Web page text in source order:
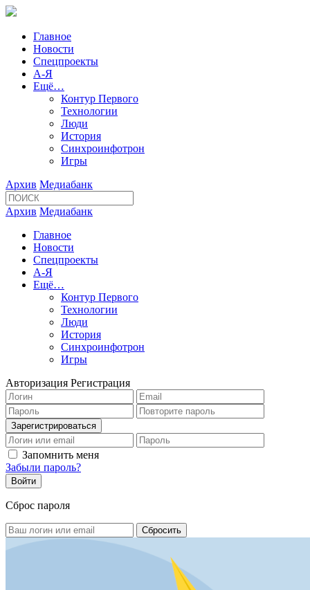
Главное
Новости
Спецпроекты
А-Я
Ещё…
Контур Первого
Технологии
Люди
История
Синхроинфотрон
Игры
Архив Медиабанк
Архив Медиабанк
Главное
Новости
Спецпроекты
А-Я
Ещё…
Контур Первого
Технологии
Люди
История
Синхроинфотрон
Игры
Авторизация Регистрация
Запомнить меня
Забыли пароль?
Сброс пароля